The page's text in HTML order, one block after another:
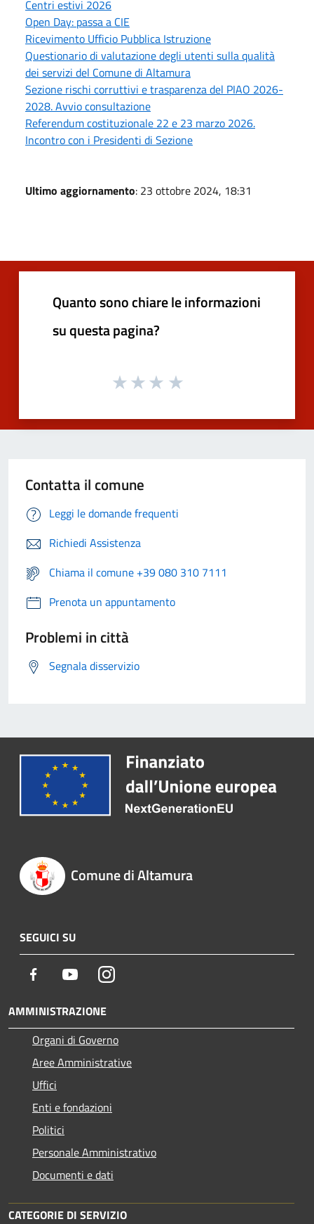
Centri estivi 2026
Open Day: passa a CIE
Ricevimento Ufficio Pubblica Istruzione
Questionario di valutazione degli utenti sulla qualità
dei servizi del Comune di Altamura
Sezione rischi corruttivi e trasparenza del PIAO 2026-
2028. Avvio consultazione
Referendum costituzionale 22 e 23 marzo 2026.
Incontro con i Presidenti di Sezione
Ultimo aggiornamento: 23 ottobre 2024, 18:31
Quanto sono chiare le informazioni
su questa pagina?
Contatta il comune
Leggi le domande frequenti
Richiedi Assistenza
Chiama il comune +39 080 310 7111
Prenota un appuntamento
Problemi in città
Segnala disservizio
Comune di Altamura
SEGUICI SU
Facebook YoutubeInstagram
AMMINISTRAZIONE
Organi di Governo
Aree Amministrative
Uffici
Enti e fondazioni
Politici
Personale Amministrativo
Documenti e dati
CATEGORIE DI SERVIZIO